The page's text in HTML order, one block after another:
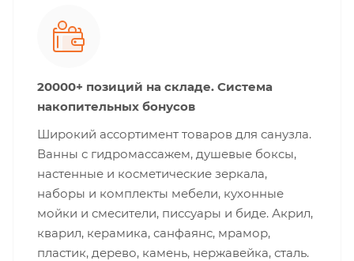
20000+ позиций на складе. Система
накопительных бонусов
Широкий ассортимент товаров для санузла.
Ванны с гидромассажем, душевые боксы,
настенные и косметические зеркала,
наборы и комплекты мебели, кухонные
мойки и смесители, писсуары и биде. Акрил,
кварил, керамика, санфаянс, мрамор,
пластик, дерево, камень, нержавейка, сталь.